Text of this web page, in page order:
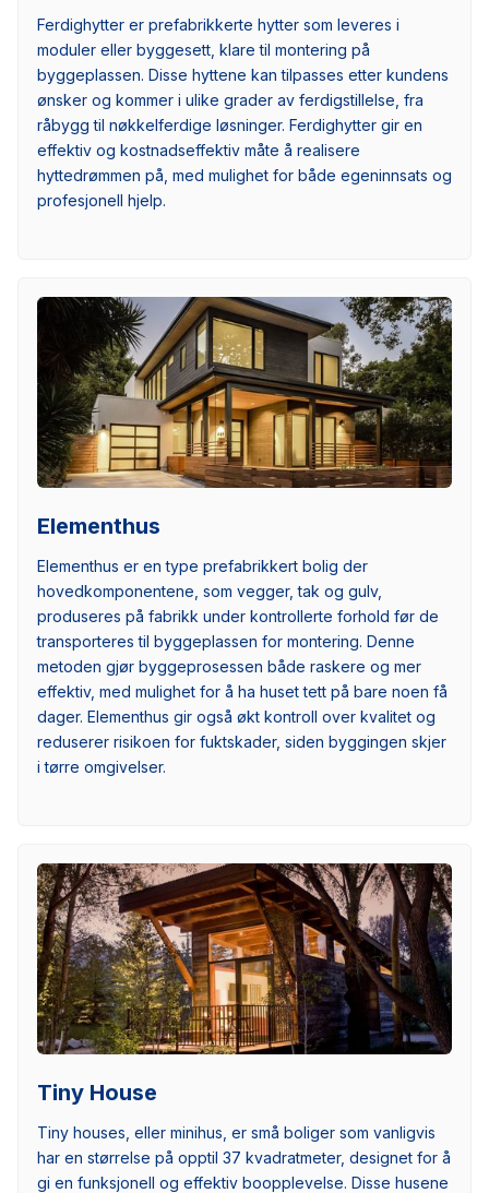
Ferdighytter er prefabrikkerte hytter som leveres i
moduler eller byggesett, klare til montering på
byggeplassen. Disse hyttene kan tilpasses etter kundens
ønsker og kommer i ulike grader av ferdigstillelse, fra
råbygg til nøkkelferdige løsninger. Ferdighytter gir en
effektiv og kostnadseffektiv måte å realisere
hyttedrømmen på, med mulighet for både egeninnsats og
profesjonell hjelp.
Elementhus
Elementhus er en type prefabrikkert bolig der
hovedkomponentene, som vegger, tak og gulv,
produseres på fabrikk under kontrollerte forhold før de
transporteres til byggeplassen for montering. Denne
metoden gjør byggeprosessen både raskere og mer
effektiv, med mulighet for å ha huset tett på bare noen få
dager. Elementhus gir også økt kontroll over kvalitet og
reduserer risikoen for fuktskader, siden byggingen skjer
i tørre omgivelser.
Tiny House
Tiny houses, eller minihus, er små boliger som vanligvis
har en størrelse på opptil 37 kvadratmeter, designet for å
gi en funksjonell og effektiv boopplevelse. Disse husene